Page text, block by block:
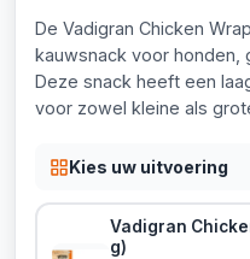
De Vadigran Chicken
kauwsnack voor honden,
Deze snack heeft een
voor zowel kleine als
Kies uw uitvoering
Vadigran
g)